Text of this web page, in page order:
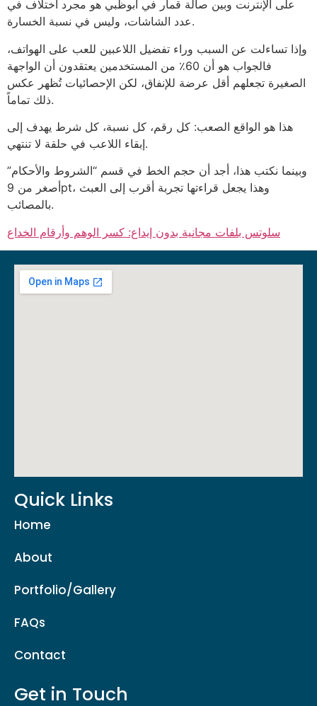
على الإنترنت وبين صالة قمار في أبوظبي هو مجرد اختلاف في
عدد الشاشات، وليس في نسبة الخسارة.
وإذا تساءلت عن السبب وراء تفضيل اللاعبين للعب على الهواتف،
فالجواب هو أن 60٪ من المستخدمين يعتقدون أن الواجهة
الصغيرة تجعلهم أقل عرضة للإنفاق، لكن الإحصائيات تُظهر عكس
ذلك تماماً.
هذا هو الواقع الصعب: كل رقم، كل نسبة، كل شرط يهدف إلى
إبقاء اللاعب في حلقة لا تنتهي.
وبينما نكتب هذا، أجد أن حجم الخط في قسم “الشروط والأحكام”
أصغر من 9pt، وهذا يجعل قراءتها تجربة أقرب إلى العبث
بالمصائب.
سلوتس بلفات مجانية بدون إيداع: كسر الوهم وأرقام الخداع
Quick Links
Home
About
Portfolio/Gallery
FAQs
Contact
Get in Touch